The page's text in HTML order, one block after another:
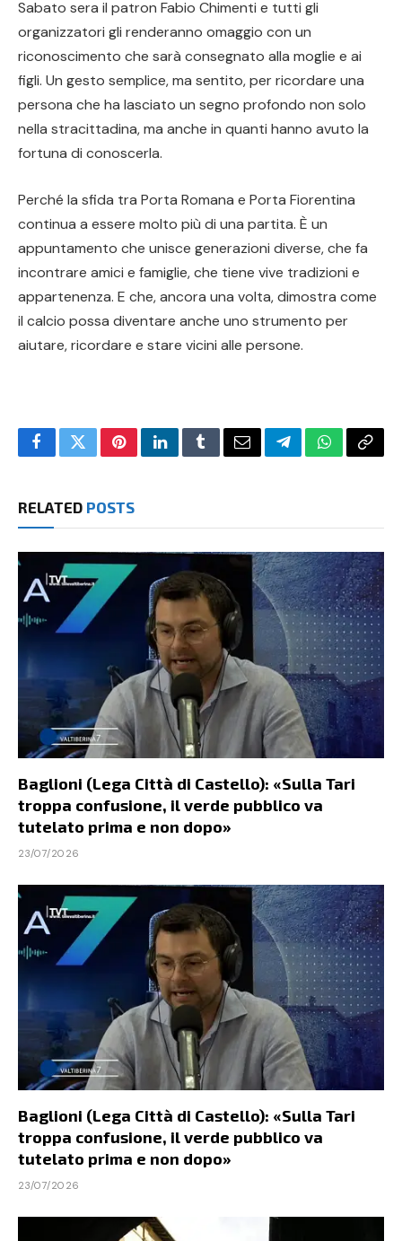
Sabato sera il patron Fabio Chimenti e tutti gli
organizzatori gli renderanno omaggio con un
riconoscimento che sarà consegnato alla moglie e ai
figli. Un gesto semplice, ma sentito, per ricordare una
persona che ha lasciato un segno profondo non solo
nella stracittadina, ma anche in quanti hanno avuto la
fortuna di conoscerla.
Perché la sfida tra Porta Romana e Porta Fiorentina
continua a essere molto più di una partita. È un
appuntamento che unisce generazioni diverse, che fa
incontrare amici e famiglie, che tiene vive tradizioni e
appartenenza. E che, ancora una volta, dimostra come
il calcio possa diventare anche uno strumento per
aiutare, ricordare e stare vicini alle persone.
FacebookTwitterPinterestLinkedInTumblrEmailTelegramWhatsApp
Copy
RELATED POSTS
Baglioni (Lega Città di Castello): «Sulla Tari
troppa confusione, il verde pubblico va
tutelato prima e non dopo»
23/07/2026
Baglioni (Lega Città di Castello): «Sulla Tari
troppa confusione, il verde pubblico va
tutelato prima e non dopo»
23/07/2026